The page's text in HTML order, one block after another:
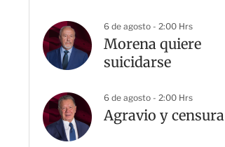
6 de agosto - 2:00 Hrs
Morena quiere
suicidarse
6 de agosto - 2:00 Hrs
Agravio y censura